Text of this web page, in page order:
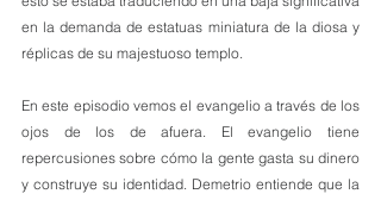
en la demanda de estatuas miniatura de la diosa y
réplicas de su majestuoso templo.
En este episodio vemos el evangelio a través de los
ojos de los de afuera. El evangelio tiene
repercusiones sobre cómo la gente gasta su dinero
y construye su identidad. Demetrio entiende que la